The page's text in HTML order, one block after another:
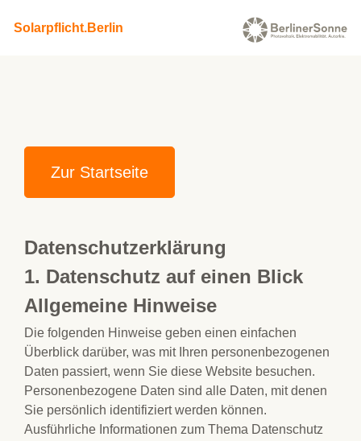
Solarpflicht.Berlin
Zur Startseite
Datenschutzerklärung
1. Datenschutz auf einen Blick
Allgemeine Hinweise
Die folgenden Hinweise geben einen einfachen
Überblick darüber, was mit Ihren personenbezogenen
Daten passiert, wenn Sie diese Website besuchen.
Personenbezogene Daten sind alle Daten, mit denen
Sie persönlich identifiziert werden können.
Ausführliche Informationen zum Thema Datenschutz